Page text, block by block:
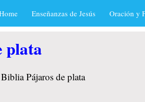
Enseñanzas de Jesús Oración y
plata